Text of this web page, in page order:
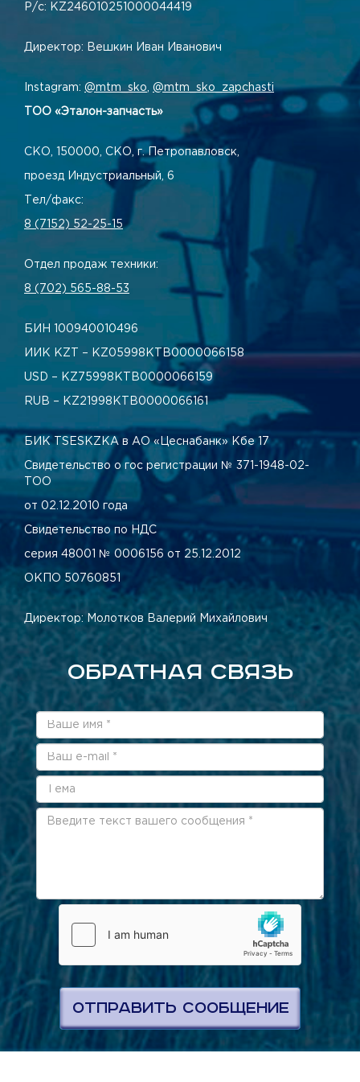
Р/с: KZ246010251000044419
Директор: Вешкин Иван Иванович
Instagram: @mtm_sko, @mtm_sko_zapchasti
ТОО «Эталон-запчасть»
СКО, 150000, СКО, г. Петропавловск,
проезд Индустриальный, 6
Тел/факс:
8 (7152) 52-25-15
Отдел продаж техники:
8 (702) 565-88-53
БИН 100940010496
ИИК KZT – KZ05998КТВ0000066158
USD – KZ75998КТВ0000066159
RUB – KZ21998КТВ0000066161
БИК TSESKZKA в АО «Цеснабанк» Кбе 17
Свидетельство о гос регистрации № 371-1948-02-
ТОО
от 02.12.2010 года
Свидетельство по НДС
серия 48001 № 0006156 от 25.12.2012
ОКПО 50760851
Директор: Молотков Валерий Михайлович
ОБРАТНАЯ СВЯЗЬ